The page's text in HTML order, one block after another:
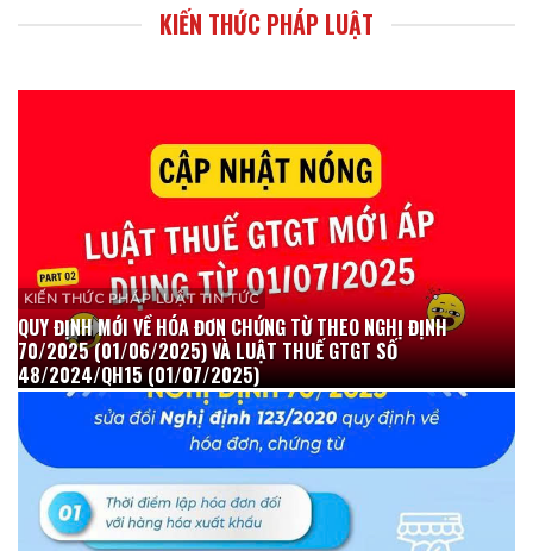
KIẾN THỨC PHÁP LUẬT
KIẾN THỨC PHÁP LUẬT TIN TỨC
QUY ĐỊNH MỚI VỀ HÓA ĐƠN CHỨNG TỪ THEO NGHỊ ĐỊNH
70/2025 (01/06/2025) VÀ LUẬT THUẾ GTGT SỐ
48/2024/QH15 (01/07/2025)